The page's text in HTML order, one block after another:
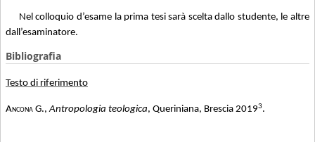
Nel colloquio d’esame la prima tesi sarà scelta dallo studente, le altre
dall’esaminatore.
Bibliografia
Testo di riferimento
Ancona G.,Antropologia teologica, Queriniana, Brescia 20193.